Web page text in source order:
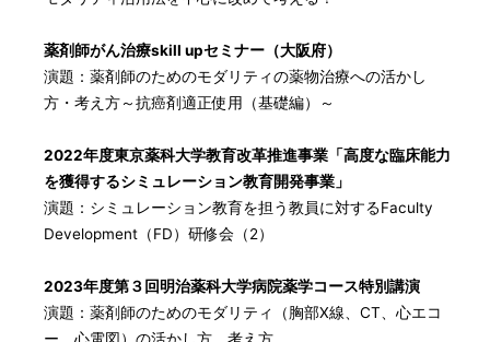
薬剤師がん治療skill upセミナー（大阪府）
演題：薬剤師のためのモダリティの薬物治療への活かし
方・考え方～抗癌剤適正使用（基礎編）～
2022年度東京薬科大学教育改革推進事業「高度な臨床能力
を獲得するシミュレーション教育開発事業」
演題：シミュレーション教育を担う教員に対するFaculty
Development（FD）研修会（2）
2023年度第３回明治薬科大学病院薬学コース特別講演
演題：薬剤師のためのモダリティ（胸部X線、CT、心エコ
ー、心電図）の活かし方、考え方